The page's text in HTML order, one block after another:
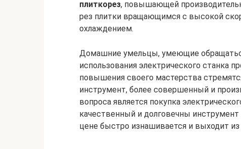
плиткорез, повышающей
рез плитки вращающимся с высокой
охлаждением.
Домашние умельцы, умеющие
использования электрического станка
повышения своего мастерства
инструмент, более совершенный и
вопроса является покупка
качественный и долговечны
цене быстро изнашивается и выходит из